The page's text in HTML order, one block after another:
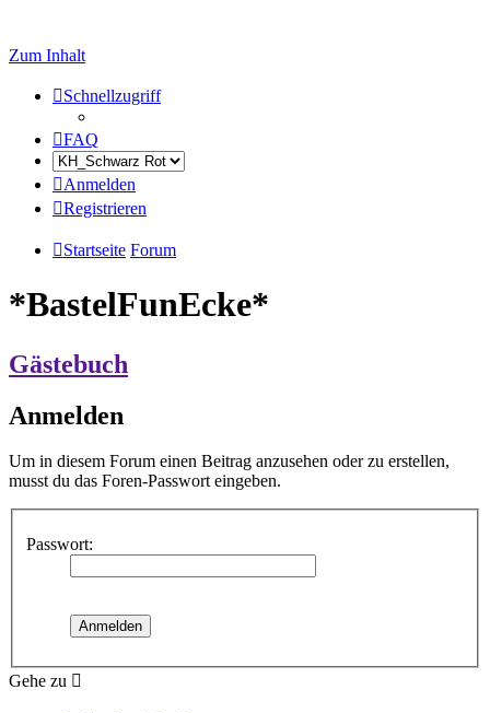
Zum Inhalt
Schnellzugriff
FAQ
Anmelden
Registrieren
Startseite Forum
*BastelFunEcke*
Gästebuch
Anmelden
Um in diesem Forum einen Beitrag anzusehen oder zu erstellen,
musst du das Foren-Passwort eingeben.
Passwort:
Gehe zu